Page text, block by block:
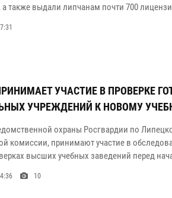
также выдали липчанам почти 700
УЧАСТИЕ В ПРОВЕРКЕ
УЧРЕЖДЕНИЙ К НОВОМУ
охраны Росгвардии по
комиссии, принимают участие в
высших учебных заведений перед
10